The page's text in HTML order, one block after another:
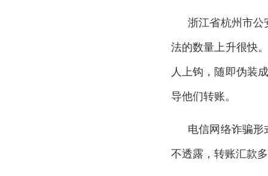
浙江省杭州市公
法的数量上升很快。
人上钩，随即伪装
导他们转账。
电信网络诈骗
不透露，转账汇款